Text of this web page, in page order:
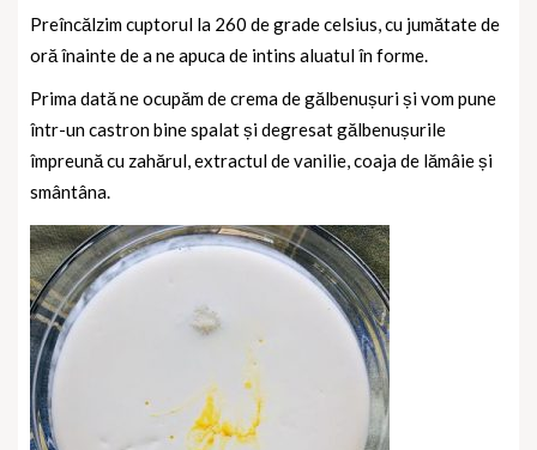
Preîncălzim cuptorul la 260 de grade celsius, cu jumătate de
oră înainte de a ne apuca de intins aluatul în forme.
Prima dată ne ocupăm de crema de gălbenușuri și vom pune
într-un castron bine spalat și degresat gălbenușurile
împreună cu zahărul, extractul de vanilie, coaja de lămâie și
smântâna.